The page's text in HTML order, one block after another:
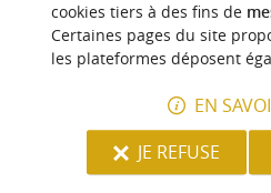
cookies tiers à des fins de
Certaines pages du site
les plateformes déposent
EN
JE REFUSE